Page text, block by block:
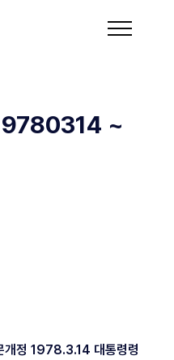
~
개정 1978.3.14 대통령령